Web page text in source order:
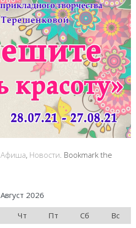
Афиша, Новости. Bookmark the
Август 2026
Чт Пт Сб
Вс